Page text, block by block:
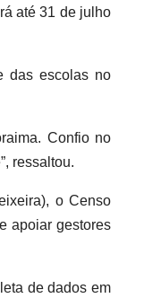
até 31 de julho
das escolas no
Confio no
ressaltou.
o Censo
apoiar gestores
de dados em